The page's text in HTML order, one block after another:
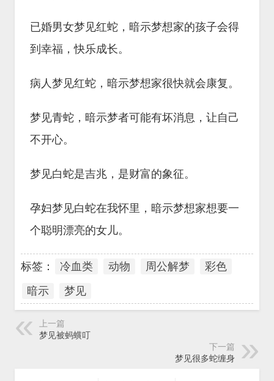
已婚男女梦见红蛇，暗示梦想家的孩子会得
到幸福，快乐成长。
病人梦见红蛇，暗示梦想家很快就会康复。
梦见青蛇，暗示梦者可能有坏消息，让自己
不开心。
梦见白蛇是吉兆，是财富的象征。
孕妇梦见白蛇在我怀里，暗示梦想家想要一
个聪明漂亮的女儿。
标签： 冷血类 动物 周公解梦
彩色
暗示
梦见
上一篇
梦见被蚂蟥叮
下一篇
梦见很多蛇缠身